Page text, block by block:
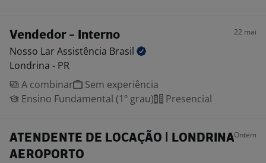
Vendedor - Interno 22 mai
Nosso Lar Assistência Brasil
Londrina - PR
A combinar
Sem experiência
Ensino Fundamental (1º grau)
Presencial
ATENDENTE DE LOCAÇÃO | LONDRINA
AEROPORTO
Ontem